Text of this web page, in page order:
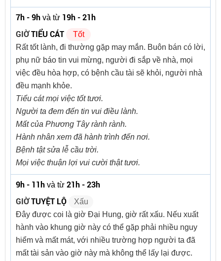
7h - 9h và từ 19h - 21h
GIỜTIỂU CÁT
Tốt
Rất tốt lành, đi thường gặp may mắn. Buôn bán có lời,
phụ nữ báo tin vui mừng, người đi sắp về nhà, mọi
việc đều hòa hợp, có bệnh cầu tài sẽ khỏi, người nhà
đều mạnh khỏe.
Tiểu cát mọi việc tốt tươi.
Người ta đem đến tin vui điều lành.
Mất của Phương Tây rành rành.
Hành nhân xem đã hành trình đến nơi.
Bệnh tật sửa lễ cầu trời.
Mọi việc thuận lợi vui cười thật tươi.
9h - 11h và từ 21h - 23h
GIỜTUYỆT LỘ
Xấu
Đây được coi là giờ Đại Hung, giờ rất xấu. Nếu xuất
hành vào khung giờ này có thể gặp phải nhiều nguy
hiểm và mất mát, với nhiều trường hợp người ta đã
mất tài sản vào giờ này mà không thể lấy lại được.